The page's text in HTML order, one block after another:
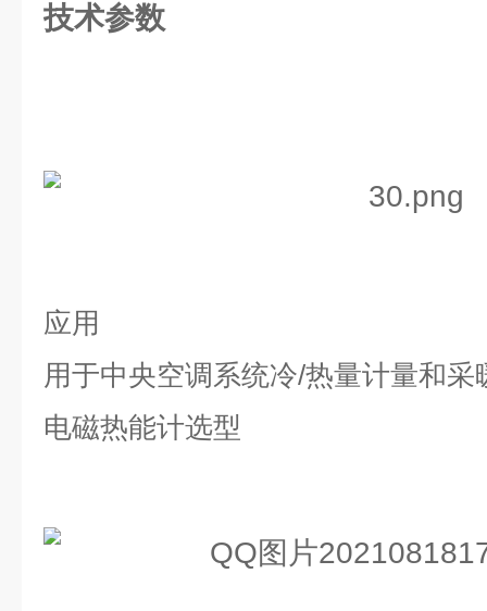
技术参数
应用
用于中央空调系统冷/热量计量和采
电磁热能计选型